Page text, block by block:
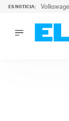
ES NOTICIA: